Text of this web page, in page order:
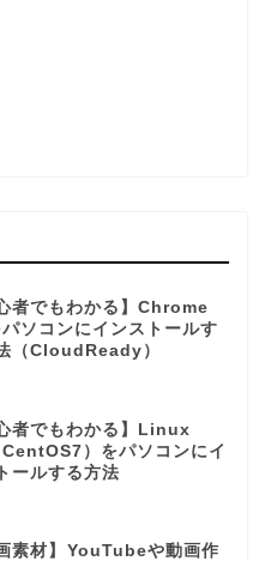
者でもわかる】Chrome
ソコンにインストールす
（CloudReady）
者でもわかる】Linux
）をパソコンにイ
ールする方法
素材】YouTubeや動画作